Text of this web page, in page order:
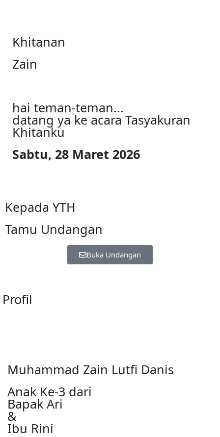
Khitanan
Zain
hai teman-teman...
datang ya ke acara Tasyakuran
Khitanku
Sabtu, 28 Maret 2026
Kepada YTH
Tamu Undangan
Buka Undangan
Profil
Muhammad Zain Lutfi Danis
Anak Ke-3 dari
Bapak Ari
&
Ibu Rini